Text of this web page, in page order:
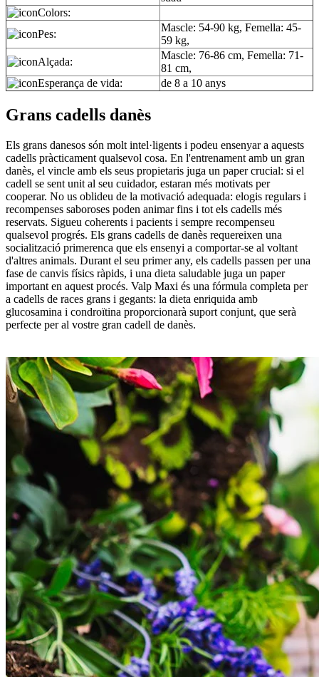
Colors:
Pes:
Mascle: 54-90 kg, Femella: 45-
59 kg,
Alçada:
Mascle: 76-86 cm, Femella: 71-
81 cm,
Esperança de vida:
de 8 a 10 anys
Grans cadells danès
Els grans danesos són molt intel·ligents i podeu ensenyar a aquests
cadells pràcticament qualsevol cosa. En l'entrenament amb un gran
danès, el vincle amb els seus propietaris juga un paper crucial: si el
cadell se sent unit al seu cuidador, estaran més motivats per
cooperar. No us oblideu de la motivació adequada: elogis regulars i
recompenses saboroses poden animar fins i tot els cadells més
reservats. Sigueu coherents i pacients i sempre recompenseu
qualsevol progrés. Els grans cadells de danès requereixen una
socialització primerenca que els ensenyi a comportar-se al voltant
d'altres animals. Durant el seu primer any, els cadells passen per una
fase de canvis físics ràpids, i una dieta saludable juga un paper
important en aquest procés. Valp Maxi és una fórmula completa per
a cadells de races grans i gegants: la dieta enriquida amb
glucosamina i condroïtina proporcionarà suport conjunt, que serà
perfecte per al vostre gran cadell de danès.